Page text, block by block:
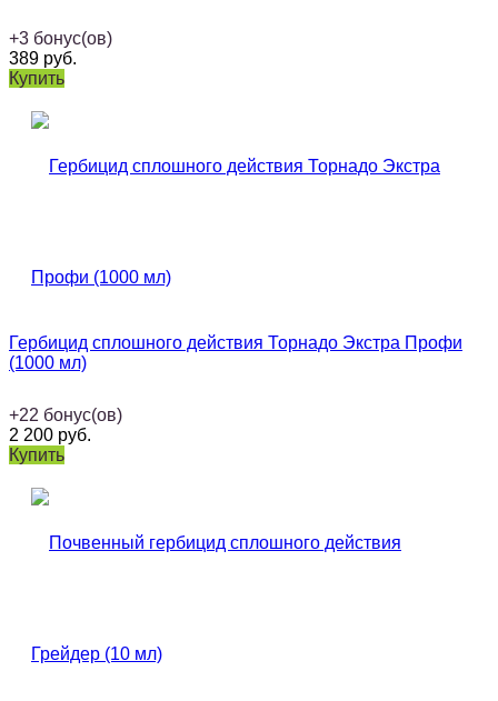
+3 бонус(ов)
389 руб.
Купить
Гербицид сплошного действия Торнадо Экстра Профи
(1000 мл)
+22 бонус(ов)
2 200 руб.
Купить